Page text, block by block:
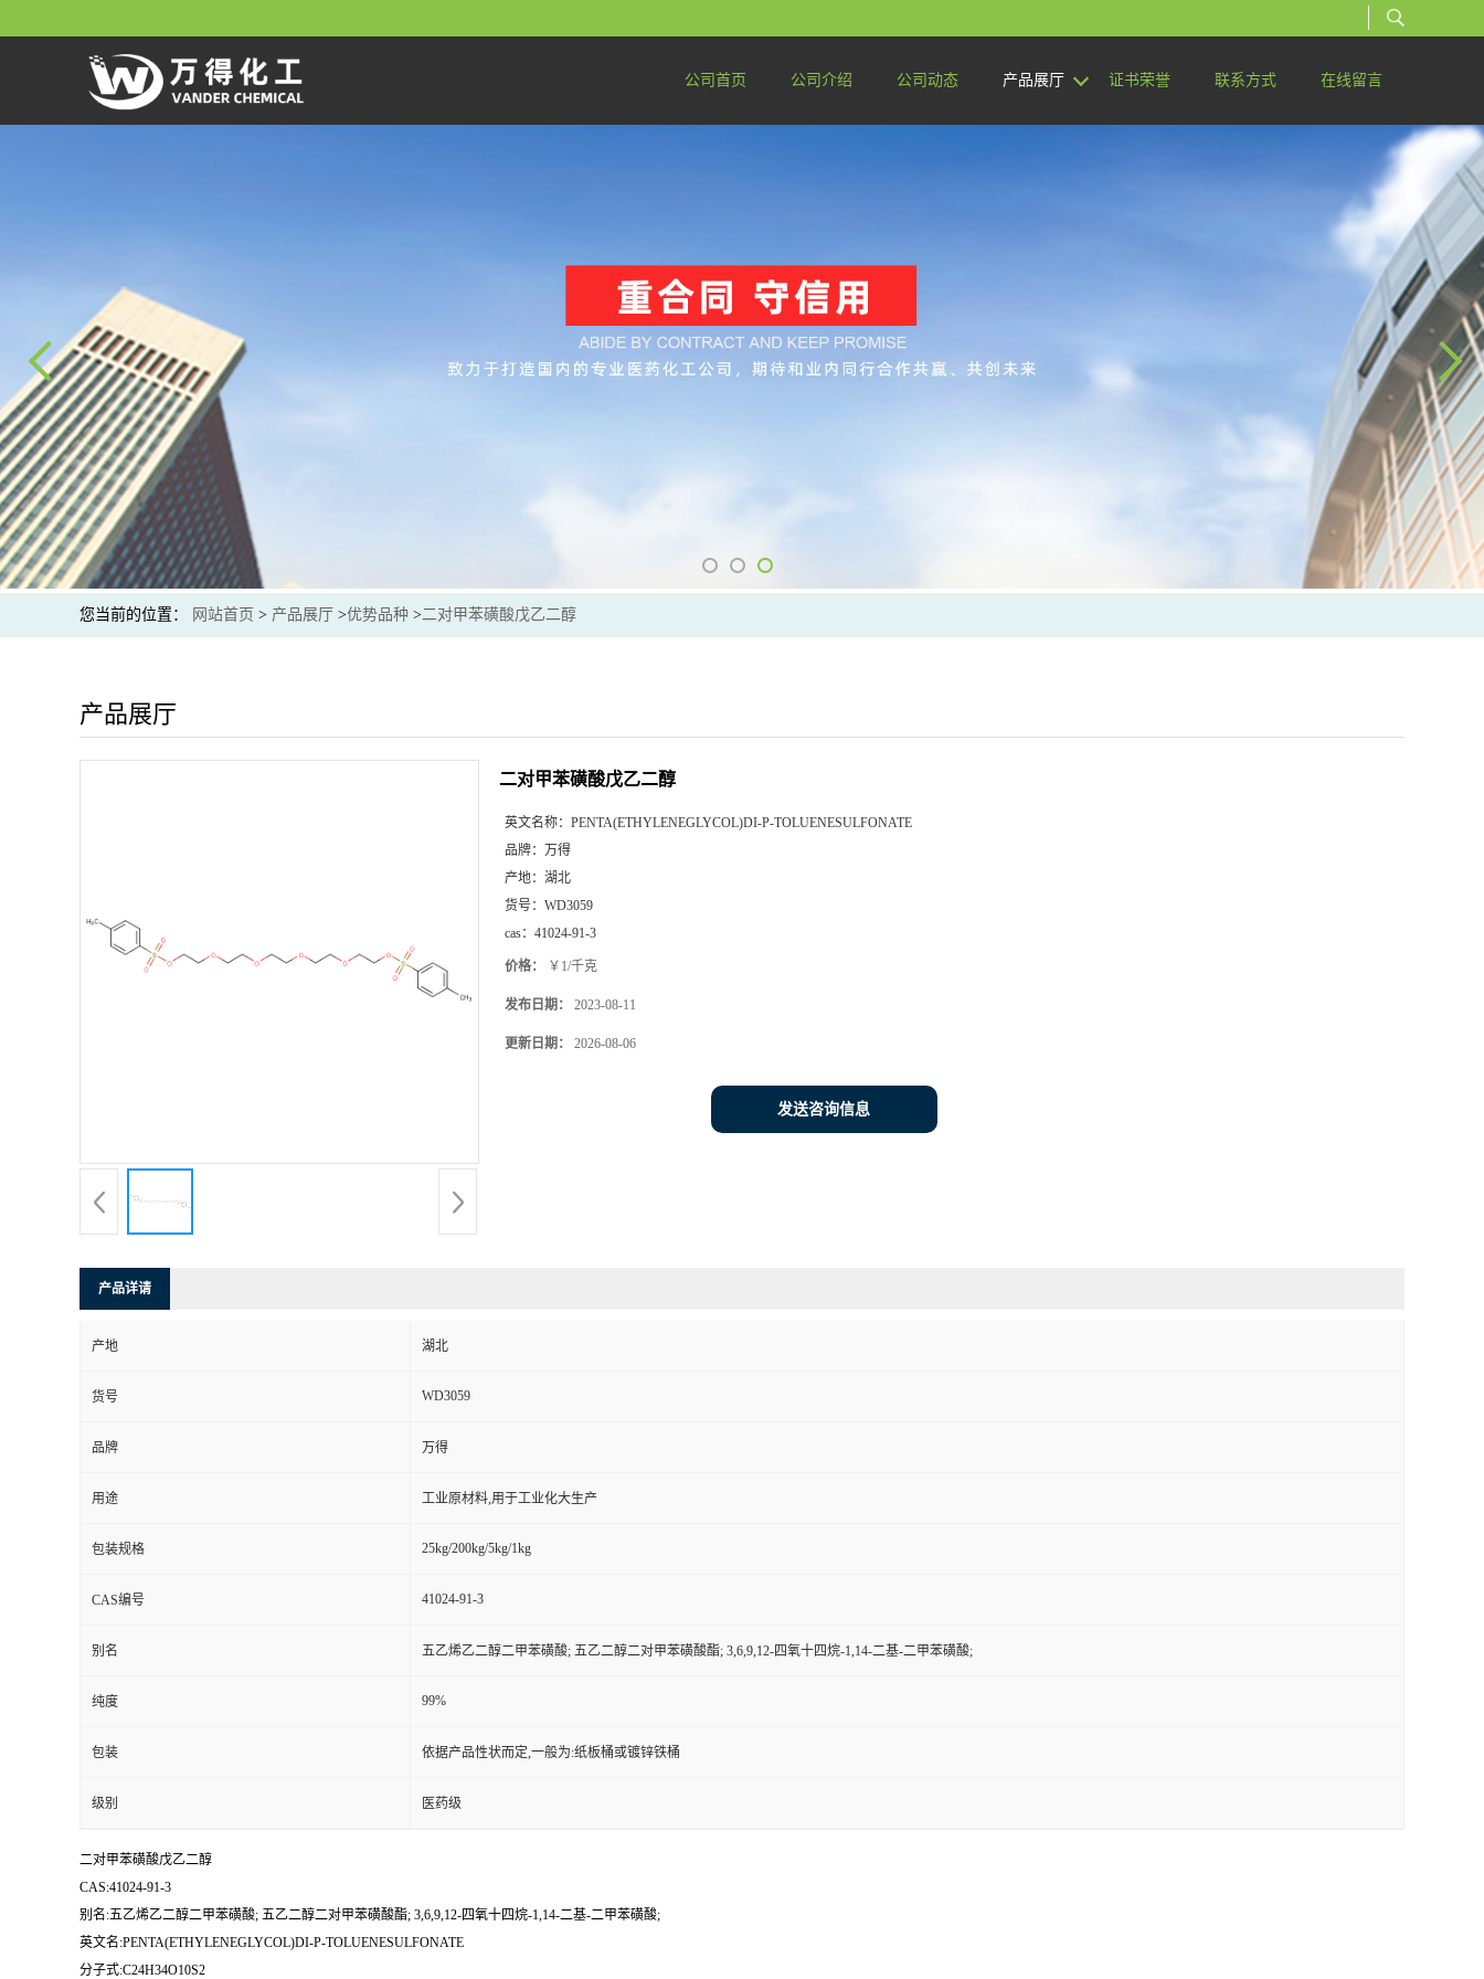
公司首页 公司介绍 公司动态 产品展厅 证书荣誉 联系方式 在线留言
您当前的位置： 网站首页 > 产品展厅 >优势品种 >二对甲苯磺酸戊乙二醇
产品展厅
二对甲苯磺酸戊乙二醇
英文名称： PENTA(ETHYLENEGLYCOL)DI-P-TOLUENESULFONATE
品牌： 万得
产地： 湖北
货号： WD3059
cas： 41024-91-3
价格： ￥1/千克
发布日期： 2023-08-11
更新日期： 2026-08-06
发送咨询信息
产品详请
产地 湖北
货号 WD3059
品牌 万得
用途 工业原材料,用于工业化大生产
包装规格 25kg/200kg/5kg/1kg
CAS编号 41024-91-3
别名 五乙烯乙二醇二甲苯磺酸; 五乙二醇二对甲苯磺酸酯; 3,6,9,12-四氧十四烷-1,14-二基-二甲苯磺酸;
纯度 99%
包装 依据产品性状而定,一般为:纸板桶或镀锌铁桶
级别 医药级
二对甲苯磺酸戊乙二醇
CAS:41024-91-3
别名:五乙烯乙二醇二甲苯磺酸; 五乙二醇二对甲苯磺酸酯; 3,6,9,12-四氧十四烷-1,14-二基-二甲苯磺酸;
英文名:PENTA(ETHYLENEGLYCOL)DI-P-TOLUENESULFONATE
分子式:C24H34O10S2